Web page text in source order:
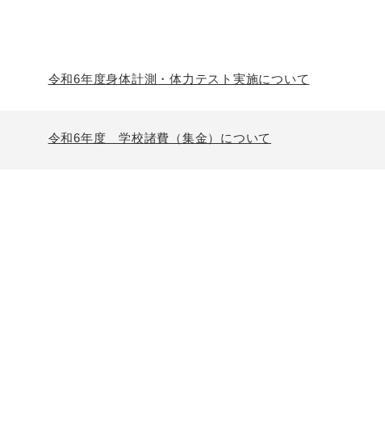
令和6年度身体計測・体力テスト実施について
令和6年度 学校諸費（集金）について